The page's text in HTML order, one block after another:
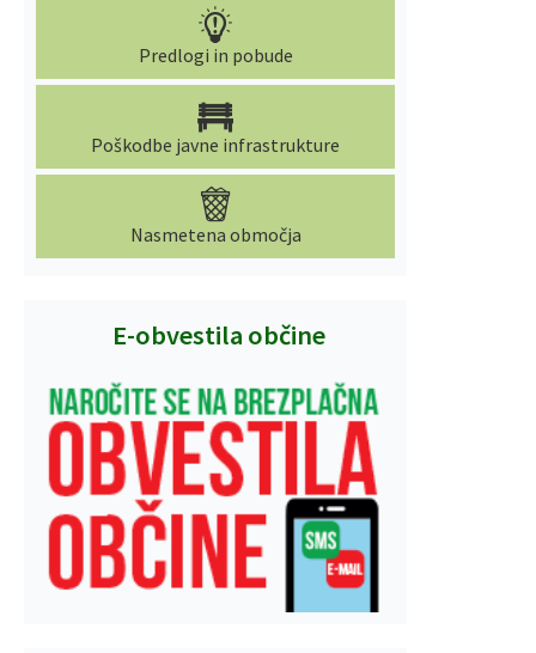
Predlogi in pobude
Poškodbe javne infrastrukture
Nasmetena območja
E-obvestila občine